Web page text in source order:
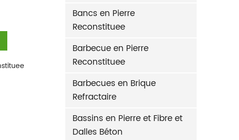
ROND EN PIERRE RECONSTITUÉE POUR JARDIN RIO
Bancs en Pierre
Reconstituee
Barbecue en Pierre
Reconstituee
Barbecues en Brique
Refractaire
Bassins en Pierre et Fibre et
Dalles Béton